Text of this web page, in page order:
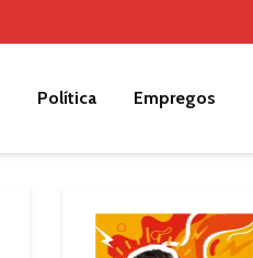
Política Empregos